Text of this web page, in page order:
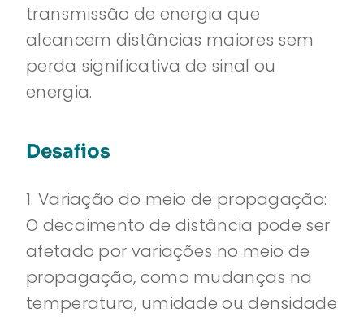
transmissão de energia que
alcancem distâncias maiores sem
perda significativa de sinal ou
energia.
Desafios
1. Variação do meio de propagação:
O decaimento de distância pode ser
afetado por variações no meio de
propagação, como mudanças na
temperatura, umidade ou densidade